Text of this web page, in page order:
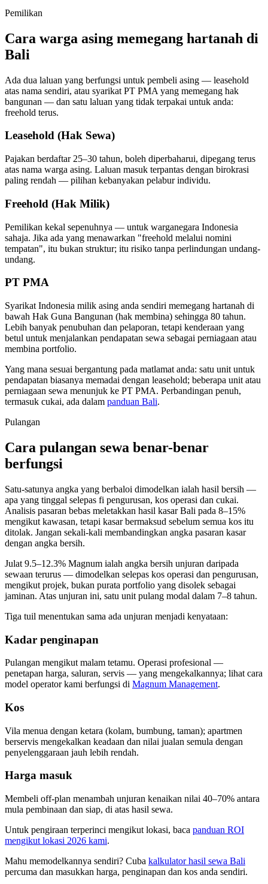
Pemilikan
Cara warga asing memegang hartanah di
Bali
Ada dua laluan yang berfungsi untuk pembeli asing — leasehold
atas nama sendiri, atau syarikat PT PMA yang memegang hak
bangunan — dan satu laluan yang tidak terpakai untuk anda:
freehold terus.
Leasehold (Hak Sewa)
Pajakan berdaftar 25–30 tahun, boleh diperbaharui, dipegang terus
atas nama warga asing. Laluan masuk terpantas dengan birokrasi
paling rendah — pilihan kebanyakan pelabur individu.
Freehold (Hak Milik)
Pemilikan kekal sepenuhnya — untuk warganegara Indonesia
sahaja. Jika ada yang menawarkan "freehold melalui nomini
tempatan", itu bukan struktur; itu risiko tanpa perlindungan undang-
undang.
PT PMA
Syarikat Indonesia milik asing anda sendiri memegang hartanah di
bawah Hak Guna Bangunan (hak membina) sehingga 80 tahun.
Lebih banyak penubuhan dan pelaporan, tetapi kenderaan yang
betul untuk menjalankan pendapatan sewa sebagai perniagaan atau
membina portfolio.
Yang mana sesuai bergantung pada matlamat anda: satu unit untuk
pendapatan biasanya memadai dengan leasehold; beberapa unit atau
perniagaan sewa menunjuk ke PT PMA. Perbandingan penuh,
termasuk cukai, ada dalam panduan Bali.
Pulangan
Cara pulangan sewa benar-benar
berfungsi
Satu-satunya angka yang berbaloi dimodelkan ialah hasil bersih —
apa yang tinggal selepas fi pengurusan, kos operasi dan cukai.
Analisis pasaran bebas meletakkan hasil kasar Bali pada 8–15%
mengikut kawasan, tetapi kasar bermaksud sebelum semua kos itu
ditolak. Jangan sekali-kali membandingkan angka pasaran kasar
dengan angka bersih.
Julat 9.5–12.3% Magnum ialah angka bersih unjuran daripada
sewaan terurus — dimodelkan selepas kos operasi dan pengurusan,
mengikut projek, bukan purata portfolio yang disolek sebagai
jaminan. Atas unjuran ini, satu unit pulang modal dalam 7–8 tahun.
Tiga tuil menentukan sama ada unjuran menjadi kenyataan:
Kadar penginapan
Pulangan mengikut malam tetamu. Operasi profesional —
penetapan harga, saluran, servis — yang mengekalkannya; lihat cara
model operator kami berfungsi di Magnum Management.
Kos
Vila menua dengan ketara (kolam, bumbung, taman); apartmen
berservis mengekalkan keadaan dan nilai jualan semula dengan
penyelenggaraan jauh lebih rendah.
Harga masuk
Membeli off-plan menambah unjuran kenaikan nilai 40–70% antara
mula pembinaan dan siap, di atas hasil sewa.
Untuk pengiraan terperinci mengikut lokasi, baca panduan ROI
mengikut lokasi 2026 kami.
Mahu memodelkannya sendiri? Cuba kalkulator hasil sewa Bali
percuma dan masukkan harga, penginapan dan kos anda sendiri.